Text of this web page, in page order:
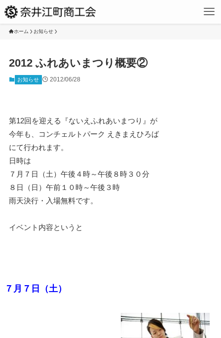
ホーム お知らせ
2012 ふれあいまつり概要②
お知らせ 2012/06/28
第12回を迎える『ないえふれあいまつり』が
今年も、コンチェルトパーク えきまえひろば
にて行われます。
日時は
７月７日（土）午後４時～午後８時３０分
８日（日）午前１０時～午後３時
雨天決行・入場無料です。
イベント内容というと
７月７日（土）